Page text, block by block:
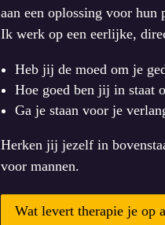
aan een oplossing voor hun
Ik werk op een eerlijke,
Heb jij de moed om je
Hoe goed ben jij in staat
Ga je staan voor je
Herken jij jezelf in
voor mannen.
Wat levert therapie je op